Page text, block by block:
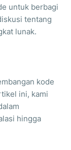
untuk berbagi
tentang
lunak.
kode
ini, kami
hingga